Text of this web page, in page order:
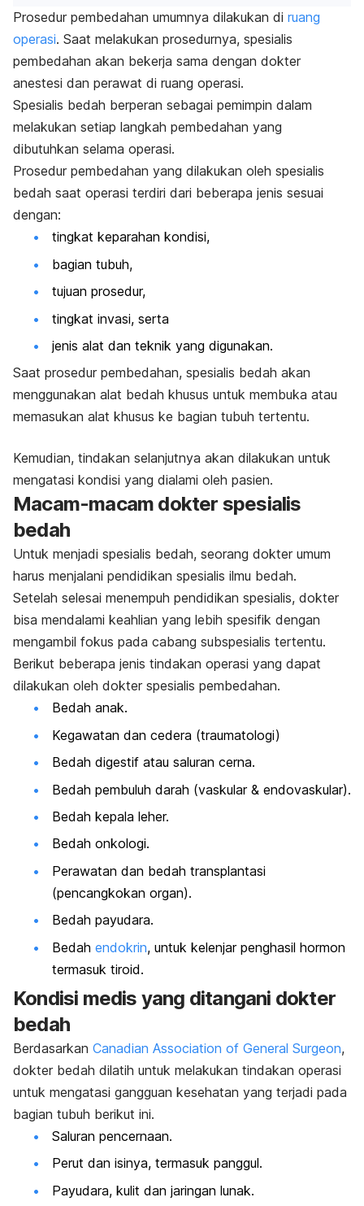
Prosedur pembedahan umumnya dilakukan di ruang
operasi. Saat melakukan prosedurnya, spesialis
pembedahan akan bekerja sama dengan dokter
anestesi dan perawat di ruang operasi.
Spesialis bedah berperan sebagai pemimpin dalam
melakukan setiap langkah pembedahan yang
dibutuhkan selama operasi.
Prosedur pembedahan yang dilakukan oleh spesialis
bedah saat operasi terdiri dari beberapa jenis sesuai
dengan:
tingkat keparahan kondisi,
bagian tubuh,
tujuan prosedur,
tingkat invasi, serta
jenis alat dan teknik yang digunakan.
Saat prosedur pembedahan, spesialis bedah akan
menggunakan alat bedah khusus untuk membuka atau
memasukan alat khusus ke bagian tubuh tertentu.
Kemudian, tindakan selanjutnya akan dilakukan untuk
mengatasi kondisi yang dialami oleh pasien.
Macam-macam dokter spesialis
bedah
Untuk menjadi spesialis bedah, seorang dokter umum
harus menjalani pendidikan spesialis ilmu bedah.
Setelah selesai menempuh pendidikan spesialis, dokter
bisa mendalami keahlian yang lebih spesifik dengan
mengambil fokus pada cabang subspesialis tertentu.
Berikut beberapa jenis tindakan operasi yang dapat
dilakukan oleh dokter spesialis pembedahan.
Bedah anak.
Kegawatan dan cedera (traumatologi)
Bedah digestif atau saluran cerna.
Bedah pembuluh darah (vaskular & endovaskular).
Bedah kepala leher.
Bedah onkologi.
Perawatan dan bedah transplantasi
(pencangkokan organ).
Bedah payudara.
Bedah endokrin, untuk kelenjar penghasil hormon
termasuk tiroid.
Kondisi medis yang ditangani dokter
bedah
Berdasarkan Canadian Association of General Surgeon,
dokter bedah dilatih untuk melakukan tindakan operasi
untuk mengatasi gangguan kesehatan yang terjadi pada
bagian tubuh berikut ini.
Saluran pencernaan.
Perut dan isinya, termasuk panggul.
Payudara, kulit dan jaringan lunak.